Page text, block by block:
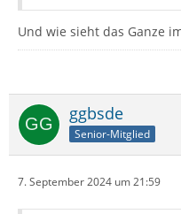
Und wie sieht das Ganze
ggbsde
Senior-Mitglied
7. September 2024 um 21:59